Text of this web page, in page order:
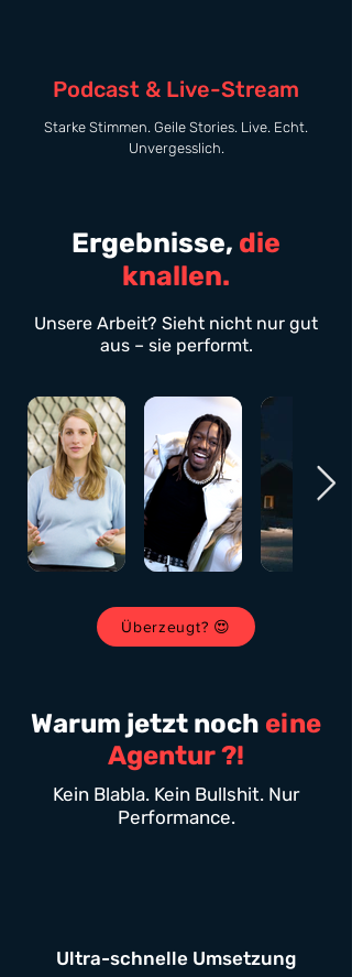
Podcast & Live-Stream
Starke Stimmen. Geile Stories. Live. Echt.
Unvergesslich.
Ergebnisse, die
knallen.
Unsere Arbeit? Sieht nicht nur gut
aus – sie performt.
Überzeugt? 😍
Warum jetzt noch eine
Agentur ?!
Kein Blabla. Kein Bullshit. Nur
Performance.
Ultra-schnelle Umsetzung